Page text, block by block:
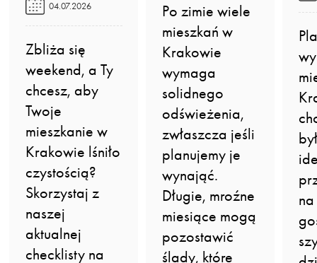
04.07.2026
Zbliża się
weekend, a Ty
chcesz, aby
Twoje
mieszkanie w
Krakowie lśniło
czystością?
Skorzystaj z
naszej
aktualnej
checklisty na
Po zimie wiele
mieszkań w
Krakowie
wymaga
solidnego
odświeżenia,
zwłaszcza jeśli
planujemy je
wynająć.
Długie, mroźne
miesiące mogą
pozostawić
ślady, które